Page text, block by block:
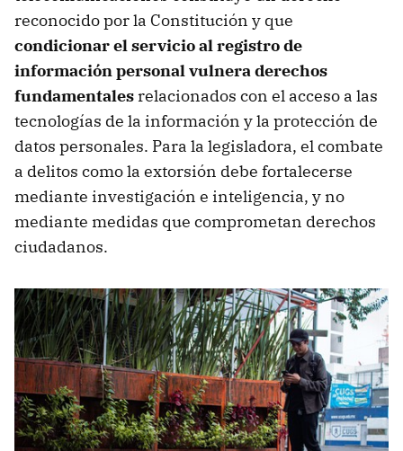
reconocido por la Constitución y que
condicionar el servicio al registro de
información personal vulnera derechos
fundamentales relacionados con el acceso a las
tecnologías de la información y la protección de
datos personales. Para la legisladora, el combate
a delitos como la extorsión debe fortalecerse
mediante investigación e inteligencia, y no
mediante medidas que comprometan derechos
ciudadanos.